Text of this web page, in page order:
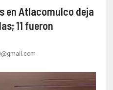
en Atlacomulco deja
11 fueron